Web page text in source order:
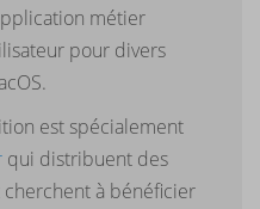
métier
pour divers
est spécialement
qui distribuent des
à bénéficier